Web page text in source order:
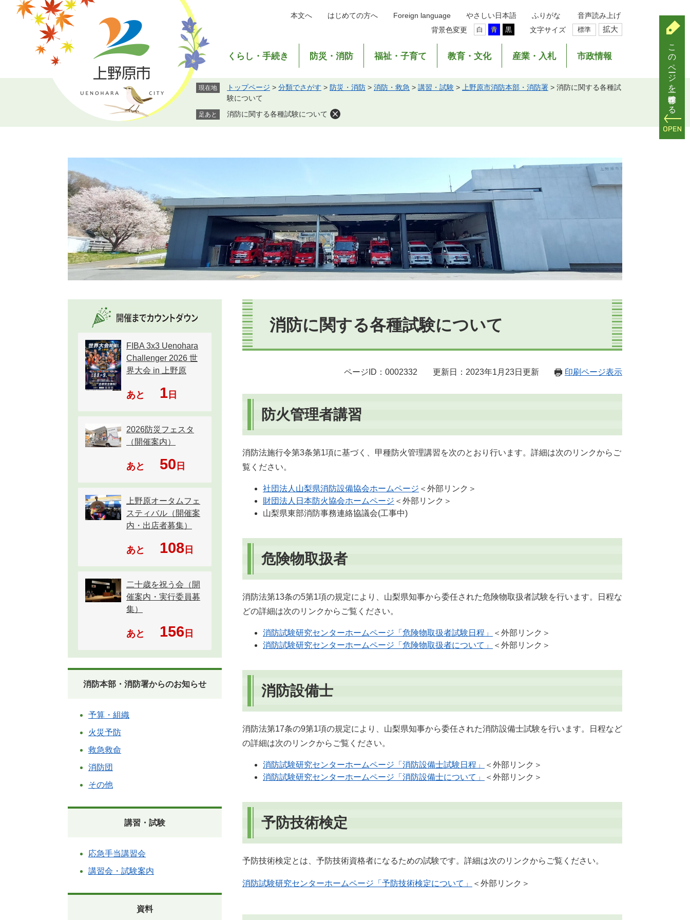
で
ば
文
本文へ はじめての方へ Foreign language やさしい日本語 ふりがな
音声読み上げ
背景色変更
白 青 黒 文字サイズ 標準 拡大
くらし・手続き 防災・消防 福祉・子育て 教育・文化 産業・入札 市政情報
現在地 トップページ > 分類でさがす > 防災・消防 > 消防・救急 > 講習・試験 > 上野原市消防本部・消防署 > 消防に関する各種試
験について
足あと 消防に関する各種試験について
本
文
消防に関する各種試験について
ページID：0002332 更新日：2023年1月23日更新 印刷ページ表示
防火管理者講習
消防法施行令第3条第1項に基づく、甲種防火管理講習を次のとおり行います。詳細は次のリンクからご
覧ください。
社団法人山梨県消防設備協会ホームページ ＜外部リンク＞
財団法人日本防火協会ホームページ ＜外部リンク＞
山梨県東部消防事務連絡協議会(工事中)
危険物取扱者
消防法第13条の5第1項の規定により、山梨県知事から委任された危険物取扱者試験を行います。日程な
どの詳細は次のリンクからご覧ください。
消防試験研究センターホームページ「危険物取扱者試験日程」
＜外部リンク＞
消防試験研究センターホームページ「危険物取扱者について」
＜外部リンク＞
消防設備士
消防法第17条の9第1項の規定により、山梨県知事から委任された消防設備士試験を行います。日程など
の詳細は次のリンクからご覧ください。
消防試験研究センターホームページ「消防設備士試験日程」
＜外部リンク＞
消防試験研究センターホームページ「消防設備士について」
＜外部リンク＞
予防技術検定
予防技術検定とは、予防技術資格者になるための試験です。詳細は次のリンクからご覧ください。
消防試験研究センターホームページ「予防技術検定について」 ＜外部リンク＞
FIBA 3x3 Uenohara
Challenger 2026 世
界大会 in 上野原
あと 1日
2026防災フェスタ
（開催案内）
あと 50 日
上野原オータムフェ
スティバル（開催案
内・出店者募集）
あと 108日
二十歳を祝う会（開
催案内・実行委員募
集）
あと 156 日
消防本部・消防署からのお知らせ
予算・組織
火災予防
救急救命
消防団
その他
講習・試験
応急手当講習会
講習会・試験案内
資料
このページを一時保存する